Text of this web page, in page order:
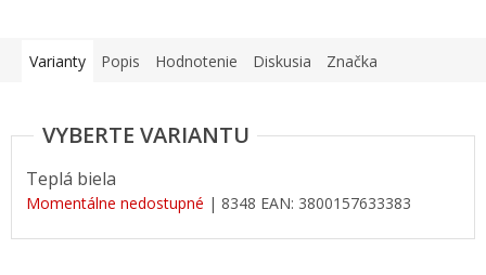
Varianty Popis Hodnotenie Diskusia Značka
Teplá biela
Momentálne nedostupné | 8348 EAN: 3800157633383